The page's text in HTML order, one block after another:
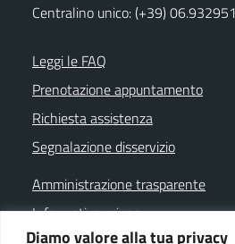
Diamo valore alla tua privacy
Centralino unico: (+39) 06.932951
Leggi le FAQ
Prenotazione appuntamento
Richiesta assistenza
Segnalazione disservizio
Amministrazione trasparente
Informativa privacy